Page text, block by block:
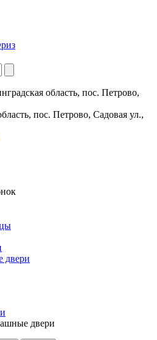
область, пос. Петрово,
пос. Петрово, Садовая ул.,
двери
двери